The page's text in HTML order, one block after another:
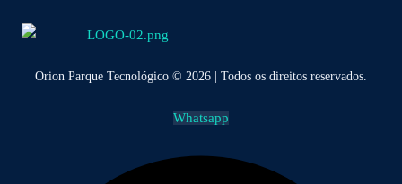
Orion Parque Tecnológico © 2026 | Todos os direitos reservados.
Whatsapp